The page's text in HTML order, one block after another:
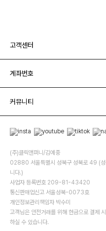
고객센터
계좌번호
커뮤니티
(주)클릭앤퍼니/김예중
02880 서울특별시 성북구 성북로 49 (성
니다.)
사업자 등록번호 209-81-43420
통신판매업신고 서울성북-0073호
개인정보관리책임자 박수미
고객님은 안전거래를 위해 현금으로 결제
하실 수 있습니다.